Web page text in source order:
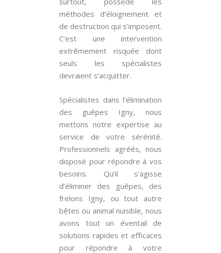
méthodes d’éloignement et
de destruction qui s’imposent.
C’est une intervention
extrêmement risquée dont
seuls les spécialistes
devraient s’acquitter.
Spécialistes dans l’élimination
des guêpes Igny, nous
mettons notre expertise au
service de votre sérénité.
Professionnels agréés, nous
disposé pour répondre à vos
besoins. Qu’il s’agisse
d’éliminer des guêpes, des
frelons Igny, ou tout autre
bêtes ou animal nuisible, nous
avons tout un éventail de
solutions rapides et efficaces
pour répondre à votre